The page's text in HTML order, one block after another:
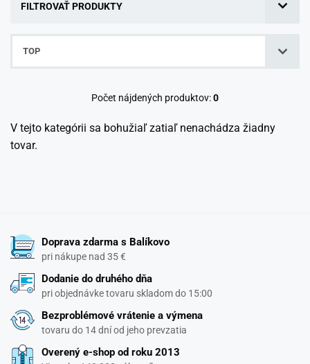
FILTROVAŤ PRODUKTY
TOP
Počet nájdených produktov:0
V tejto kategórii sa bohužiaľ zatiaľ nenachádza žiadny
tovar.
Doprava zdarma s Balíkovo
pri nákupe nad 35 €
Dodanie do druhého dňa
pri objednávke tovaru skladom do 15:00
Bezproblémové vrátenie a výmena
tovaru do 14 dní od jeho prevzatia
Overený e-shop od roku 2013